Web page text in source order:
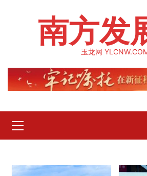
南方发
玉龙网
Menu